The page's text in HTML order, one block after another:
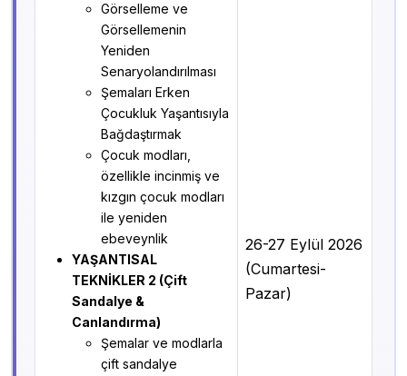
Görselleme ve
Görsellemenin
Yeniden
Senaryolandırılması
Şemaları Erken
Çocukluk Yaşantısıyla
Bağdaştırmak
Çocuk modları,
özellikle incinmiş ve
kızgın çocuk modları
ile yeniden
ebeveynlik
YAŞANTISAL
TEKNİKLER 2 (Çift
Sandalye &
Canlandırma)
Şemalar ve modlarla
çift sandalye
26-27 Eylül 2026
(Cumartesi-
Pazar)